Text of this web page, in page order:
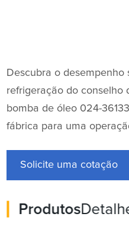
Descubra o desempenho
refrigeração do conselho
bomba de óleo 024-
fábrica para uma
Solicite uma cotação
Produtos